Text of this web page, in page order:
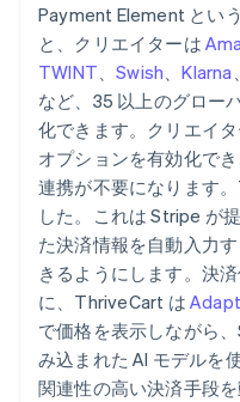
Payment Element とい
と、クリエイターは
TWINT 、Swish 、Klarna
など、35 以上のグロー
化できます。クリエイ
オプションを有効化で
連携が不要になります
した。これは Stripe が
た決済情報を自動入力
きるようにします。決
に、ThriveCart は
で価格を表示しながら
み込まれた AI モデルを
関連性の高い決済手段を